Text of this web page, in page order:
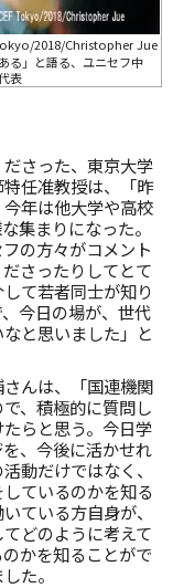
2018/Christopher Jue
る」と語る、ユニセフ中
表
さった、東京大学
任准教授は、「昨
年は他大学や高校
集まりになった。
の方々がコメント
さったりしてとて
て若者同士が知り
今日の場が、世代
と思いました」と
んは、「国連機関
、積極的に質問し
らと思う。今日学
、今後に活かせれ
動だけではなく、
ているのかを知る
ている方自身が、
どのように考えて
かを知ることがで
た。